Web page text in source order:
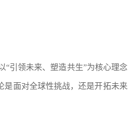
“引领未来、塑造共生”为核心理
面对全球性挑战，还是开拓未来